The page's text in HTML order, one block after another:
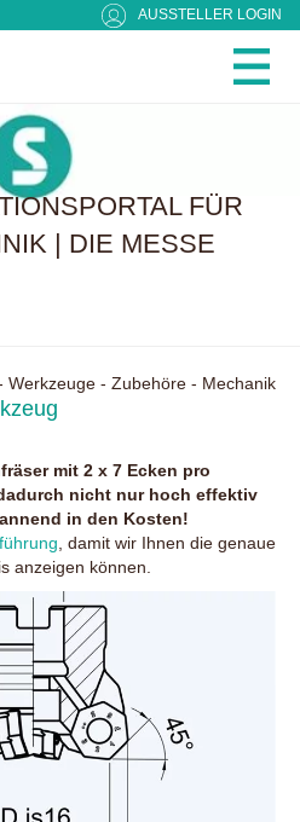
AUSSTELLER LOGIN
FÜR
| DIE MESSE
Werkzeuge - Zubehöre - Mechanik
mit 2 x 7 Ecken pro
nicht nur hoch effektiv
in den Kosten!
, damit wir Ihnen die genaue
anzeigen können.